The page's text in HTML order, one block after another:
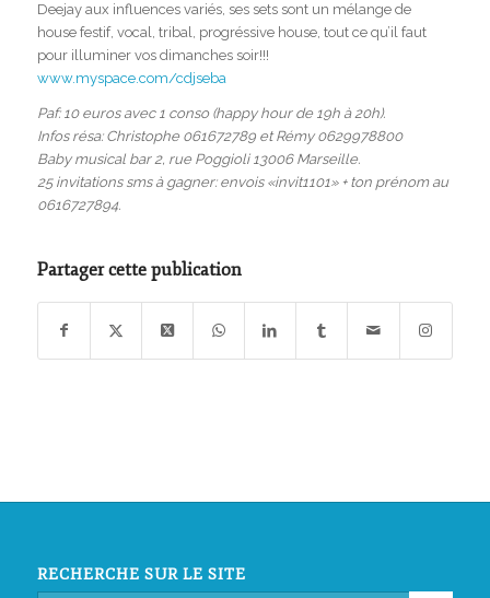
Deejay aux influences variés, ses sets sont un mélange de
house festif, vocal, tribal, progréssive house, tout ce qu’il faut
pour illuminer vos dimanches soir!!!
www.myspace.com/cdjseba
Paf: 10 euros avec 1 conso (happy hour de 19h à 20h).
Infos résa: Christophe 061672789 et Rémy 0629978800
Baby musical bar 2, rue Poggioli 13006 Marseille.
25 invitations sms à gagner: envois «invit1101» + ton prénom au
0616727894.
Partager cette publication
RECHERCHE SUR LE SITE